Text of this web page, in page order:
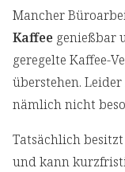
Mancher
Kaffee genießbar
geregelte Kaffee-
überstehen.
nämlich nicht
Tatsächlich
und kann